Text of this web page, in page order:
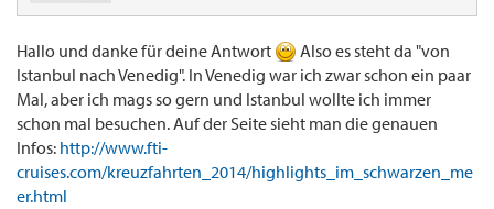
Hallo und danke für deine Antwort
Also es steht da "von
Istanbul nach Venedig". In Venedig war ich zwar schon ein paar
Mal, aber ich mags so gern und Istanbul wollte ich immer
schon mal besuchen. Auf der Seite sieht man die genauen
Infos: http://www.fti-
cruises.com/kreuzfahrten_2014/highlights_im_schwarzen_me
er.html